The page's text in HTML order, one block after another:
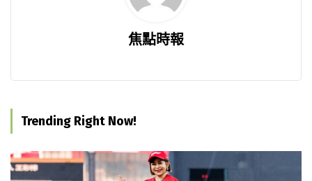
焦點時報
Trending Right Now!